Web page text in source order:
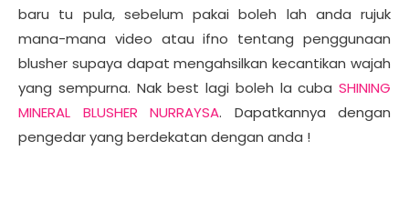
baru tu pula, sebelum pakai boleh lah anda rujuk
mana-mana video atau ifno tentang penggunaan
blusher supaya dapat mengahsilkan kecantikan wajah
yang sempurna. Nak best lagi boleh la cuba SHINING
MINERAL BLUSHER NURRAYSA. Dapatkannya dengan
pengedar yang berdekatan dengan anda !